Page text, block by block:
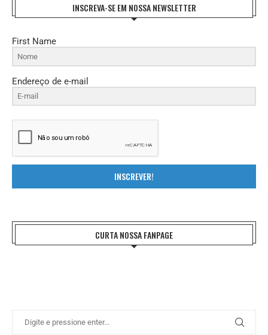
INSCREVA-SE EM NOSSA NEWSLETTER
First Name
Endereço de e-mail
INSCREVER!
CURTA NOSSA FANPAGE